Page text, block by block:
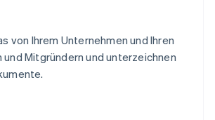
von Ihrem Unternehmen und Ihren
und Mitgründern und unterzeichnen